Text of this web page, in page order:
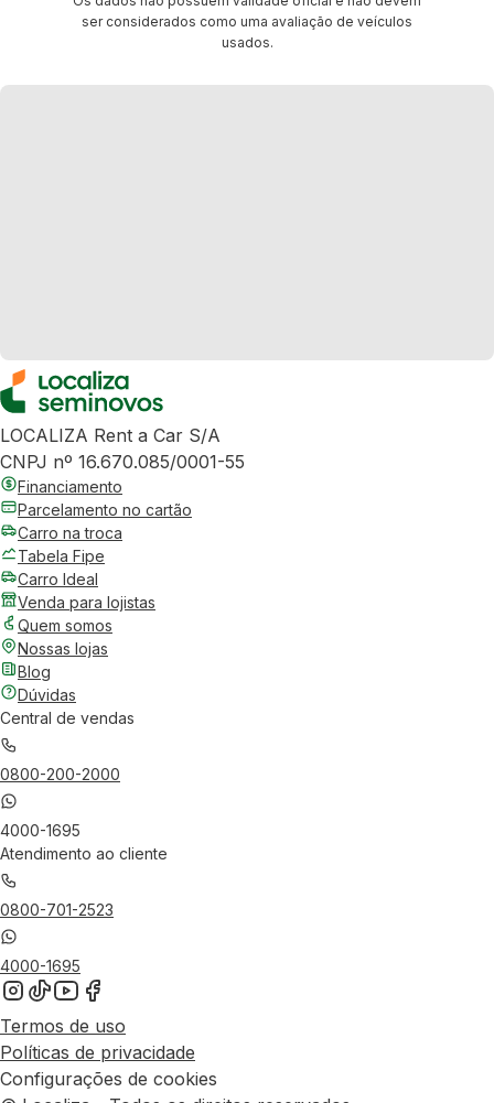
ser considerados como uma avaliação de veículos
usados.
LOCALIZA Rent a Car S/A
CNPJ nº 16.670.085/0001-55
Financiamento
Parcelamento no cartão
Carro na troca
Tabela Fipe
Carro Ideal
Venda para lojistas
Quem somos
Nossas lojas
Blog
Dúvidas
Central de vendas
0800-200-2000
4000-1695
Atendimento ao cliente
0800-701-2523
4000-1695
Termos de uso
Políticas de privacidade
Configurações de cookies